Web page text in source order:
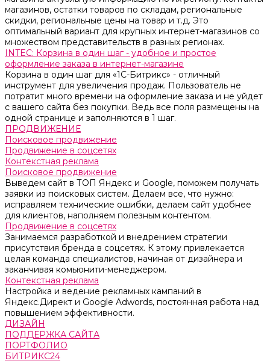
магазинов, остатки товаров по складам, региональные
скидки, региональные цены на товар и т.д. Это
оптимальный вариант для крупных интернет-магазинов со
множеством представительств в разных регионах.
INTEC: Корзина в один шаг - удобное и простое
оформление заказа в интернет-магазине
Корзина в один шаг для «1С-Битрикс» - отличный
инструмент для увеличения продаж. Пользователь не
потратит много времени на оформление заказа и не уйдет
с вашего сайта без покупки. Ведь все поля размещены на
одной странице и заполняются в 1 шаг.
ПРОДВИЖЕНИЕ
Поисковое продвижение
Продвижение в соцсетях
Контекстная реклама
Поисковое продвижение
Выведем сайт в ТОП Яндекс и Google, поможем получать
заявки из поисковых систем. Делаем все, что нужно:
исправляем технические ошибки, делаем сайт удобнее
для клиентов, наполняем полезным контентом.
Продвижение в соцсетях
Занимаемся разработкой и внедрением стратегии
присутствия бренда в соцсетях. К этому привлекается
целая команда специалистов, начиная от дизайнера и
заканчивая комьюнити-менеджером.
Контекстная реклама
Настройка и ведение рекламных кампаний в
Яндекс.Директ и Google Adwords, постоянная работа над
повышением эффективности.
ДИЗАЙН
ПОДДЕРЖКА САЙТА
ПОРТФОЛИО
БИТРИКС24